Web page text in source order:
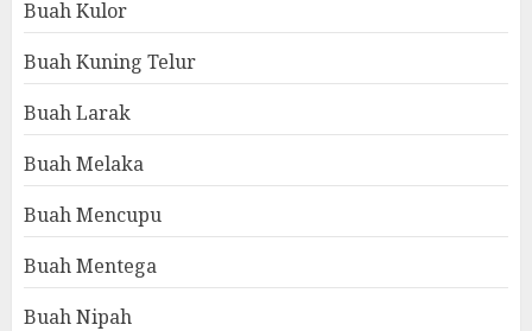
Buah Kulor
Buah Kuning Telur
Buah Larak
Buah Melaka
Buah Mencupu
Buah Mentega
Buah Nipah